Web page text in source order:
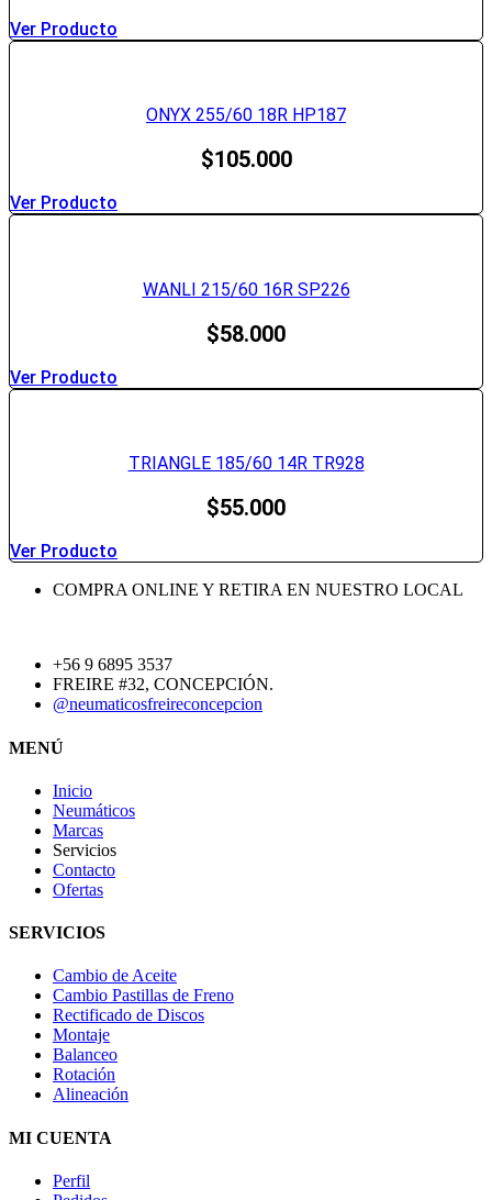
Ver Producto
ONYX 255/60 18R HP187
$105.000
Ver Producto
WANLI 215/60 16R SP226
$58.000
Ver Producto
TRIANGLE 185/60 14R TR928
$55.000
Ver Producto
COMPRA ONLINE Y RETIRA EN NUESTRO LOCAL
+56 9 6895 3537
FREIRE #32, CONCEPCIÓN.
@neumaticosfreireconcepcion
MENÚ
Inicio
Neumáticos
Marcas
Servicios
Contacto
Ofertas
SERVICIOS
Cambio de Aceite
Cambio Pastillas de Freno
Rectificado de Discos
Montaje
Balanceo
Rotación
Alineación
MI CUENTA
Perfil